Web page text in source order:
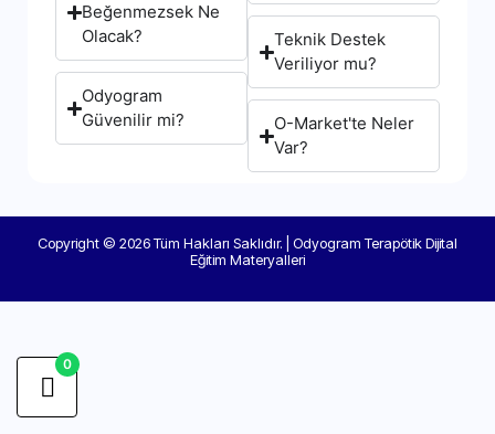
Beğenmezsek Ne
Olacak?
Odyogram
Güvenilir mi?
Teknik Destek
Veriliyor mu?
O-Market'te Neler
Var?
Copyright © 2026 Tüm Hakları Saklıdır. | Odyogram Terapötik Dijital
Eğitim Materyalleri
0